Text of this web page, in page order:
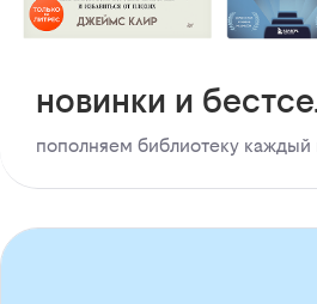
новинки и
пополняем библиотеку